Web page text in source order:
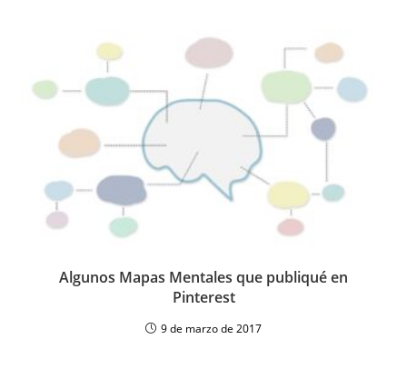
Algunos Mapas Mentales que publiqué en
Pinterest
9 de marzo de 2017